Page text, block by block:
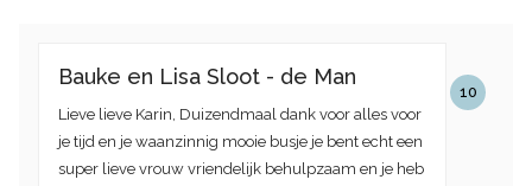
10
Bauke en Lisa Sloot - de Man
Lieve lieve Karin, Duizendmaal dank voor alles voor
je tijd en je waanzinnig mooie busje je bent echt een
super lieve vrouw vriendelijk behulpzaam en je heb